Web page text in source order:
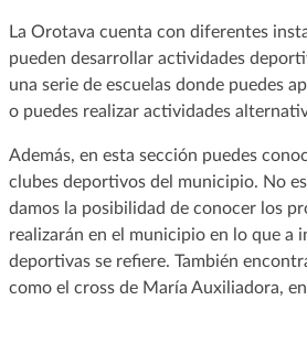
La Orotava cuenta con diferentes
pueden desarrollar actividades
una serie de escuelas donde puedes
o puedes realizar actividades
Además, en esta sección puedes
clubes deportivos del municipio. No
damos la posibilidad de conocer los
realizarán en el municipio en lo que a
deportivas se refiere. También
como el cross de María Auxiliadora,